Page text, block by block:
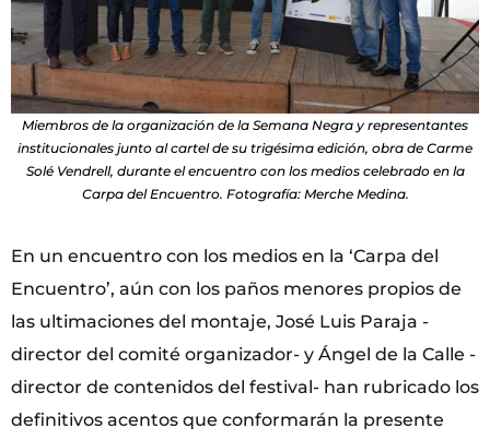
Miembros de la organización de la Semana Negra y representantes
institucionales junto al cartel de su trigésima edición, obra de Carme
Solé Vendrell, durante el encuentro con los medios celebrado en la
Carpa del Encuentro. Fotografía: Merche Medina.
En un encuentro con los medios en la ‘Carpa del
Encuentro’, aún con los paños menores propios de
las ultimaciones del montaje, José Luis Paraja -
director del comité organizador- y Ángel de la Calle -
director de contenidos del festival- han rubricado los
definitivos acentos que conformarán la presente